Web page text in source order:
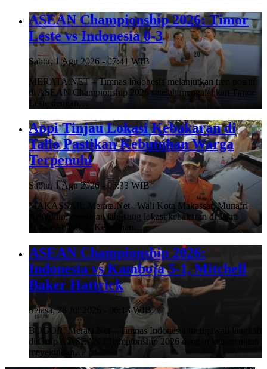
ASEAN Championship 2026: Timor
Leste vs Indonesia 0-3
Sabtu, 1 Agu 2026 - 07:41 WIB
MERATA.NET – Timnas Indonesia melanjutkan tren positif
di ASEAN Championship 2026 setelah mengalahkan Timor
Leste dengan…
Appi Tinjau Lokasi Kebakaran di
Tallo Pastikan Kebutuhan Warga
Terpenuhi
Sabtu, 1 Agu 2026 - 06:33 WIB
MAKASSAR, Merata.Net –Wali Kota Makassar, Munafri
Arifuddin, meninjau langsung lokasi kebakaran di Jalan
Sultan Abdullah, Kelurahan…
ASEAN Championship 2026:
Indonesia vs Kamboja 5-1, Mitchell
Baker Hattrick
Selasa, 28 Jul 2026 - 06:13 WIB
BOGOR, Merata.Net – Timnas Indonesia mengawali langkah
di Grup A ASEAN Championship 2026 dengan kemenangan
meyakinkan…